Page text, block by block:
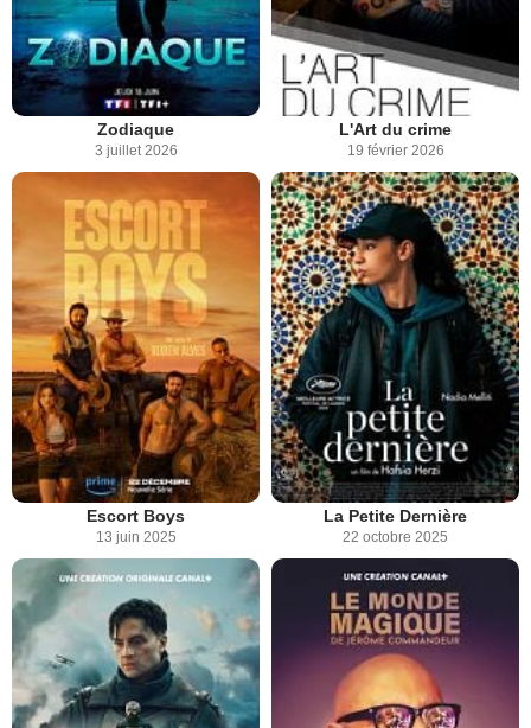
Zodiaque
3 juillet 2026
L'Art du crime
19 février 2026
Escort Boys
13 juin 2025
La Petite Dernière
22 octobre 2025